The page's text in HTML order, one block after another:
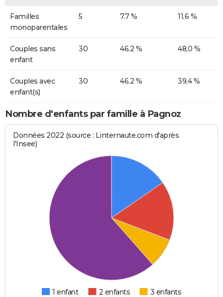
Familles
monoparentales
5 7.7 % 11,6 %
Couples sans
enfant
30 46.2 % 48,0 %
Couples avec
enfant(s)
30 46.2 % 39,4 %
Nombre d'enfants par famille à Pagnoz
Données 2022 (source : Linternaute.com d'après
l'Insee)
1 enfant 2 enfants 3 enfants